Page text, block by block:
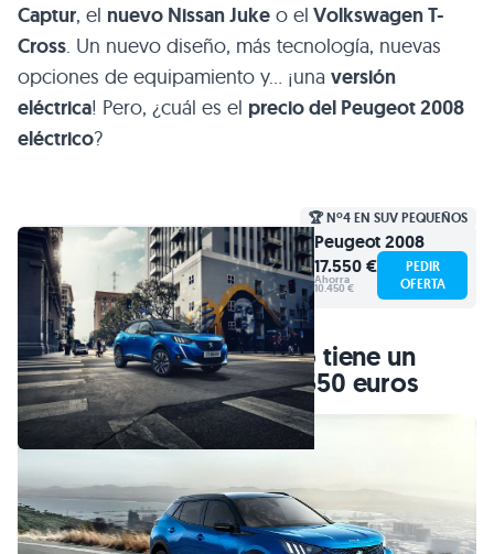
Captur, el nuevo Nissan Juke o el Volkswagen T-
Cross. Un nuevo diseño, más tecnología, nuevas
opciones de equipamiento y… ¡una versión
eléctrica! Pero, ¿cuál es el precio del Peugeot 2008
eléctrico?
🏆 Nº4 EN SUV PEQUEÑOS
Peugeot2008
17.550 €
Ahorra
10.450 €
PEDIR
OFERTA
El Peugeot 2008 eléctrico tiene un
precio de partida de 32.550 euros